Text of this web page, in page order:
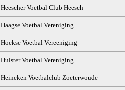
Heescher Voetbal Club Heesch
Haagse Voetbal Vereniging
Hoekse Voetbal Vereeniging
Hulster Voetbal Vereniging
Heineken Voetbalclub Zoeterwoude